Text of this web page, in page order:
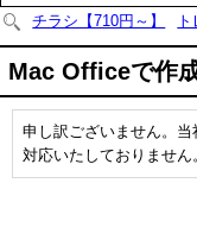
チラシ【710円～】
Mac Officeで作
申し訳ございません。
対応いたしておりません